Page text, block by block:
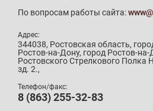
По вопросам работы сайта:
Адрес:
344038, Ростовская область,
Ростов-на-Дону, город Ростов-
Ростовского Стрелкового Полка
зд. 2.,
Телефон/факс:
8 (863) 255-32-83